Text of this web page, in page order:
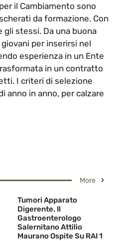
il Cambiamento sono
da formazione. Con
gli stessi. Da una buona
per inserirsi nel
esperienza in un Ente
in un contratto
I criteri di selezione
anno in anno, per calzare
More
Tumori Apparato
Digerente. Il
Gastroenterologo
Salernitano Attilio
Maurano Ospite Su RAI 1